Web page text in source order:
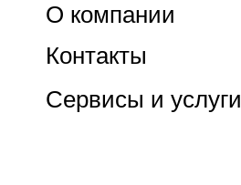
Контакты
О компании
Сервисы и услуги